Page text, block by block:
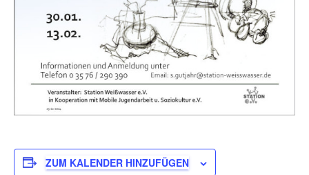
ZUM KALENDER HINZUFÜGEN